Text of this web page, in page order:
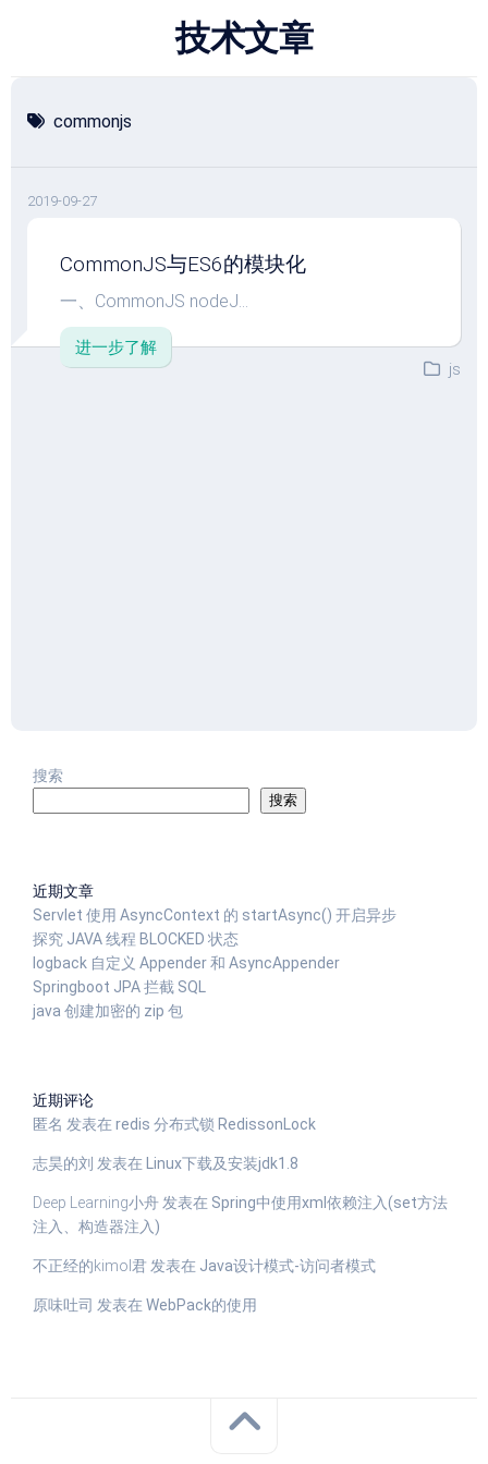
技术文章
commonjs
2019-09-27
CommonJS与ES6的模块化
一、CommonJS nodeJ...
进一步了解
js
搜索
搜索
近期文章
Servlet 使用 AsyncContext 的 startAsync() 开启异步
探究 JAVA 线程 BLOCKED 状态
logback 自定义 Appender 和 AsyncAppender
Springboot JPA 拦截 SQL
java 创建加密的 zip 包
近期评论
匿名 发表在 redis 分布式锁 RedissonLock
志昊的刘 发表在 Linux下载及安装jdk1.8
Deep Learning小舟 发表在 Spring中使用xml依赖注入(set方法
注入、构造器注入)
不正经的kimol君 发表在 Java设计模式-访问者模式
原味吐司 发表在 WebPack的使用